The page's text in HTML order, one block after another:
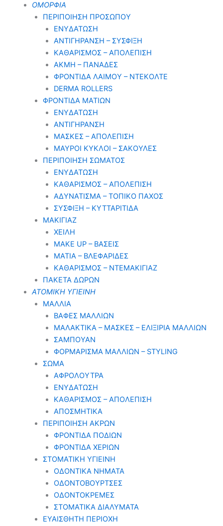
ΟΜΟΡΦΙΑ
ΠΕΡΙΠΟΙΗΣΗ ΠΡΟΣΩΠΟΥ
ΕΝΥΔΑΤΩΣΗ
ΑΝΤΙΓΗΡΑΝΣΗ – ΣΥΣΦΙΞΗ
ΚΑΘΑΡΙΣΜΟΣ – ΑΠΟΛΕΠΙΣΗ
ΑΚΜΗ – ΠΑΝΑΔΕΣ
ΦΡΟΝΤΙΔΑ ΛΑΙΜΟΥ – ΝΤΕΚΟΛΤΕ
DERMA ROLLERS
ΦΡΟΝΤΙΔΑ ΜΑΤΙΩΝ
ΕΝΥΔΑΤΩΣΗ
ΑΝΤΙΓΗΡΑΝΣΗ
ΜΑΣΚΕΣ – ΑΠΟΛΕΠΙΣΗ
ΜΑΥΡΟΙ ΚΥΚΛΟΙ – ΣΑΚΟΥΛΕΣ
ΠΕΡΙΠΟΙΗΣΗ ΣΩΜΑΤΟΣ
ΕΝΥΔΑΤΩΣΗ
ΚΑΘΑΡΙΣΜΟΣ – ΑΠΟΛΕΠΙΣΗ
ΑΔΥΝΑΤΙΣΜΑ – ΤΟΠΙΚΟ ΠΑΧΟΣ
ΣΥΣΦΙΞΗ – ΚΥΤΤΑΡΙΤΙΔΑ
ΜΑΚΙΓΙΑΖ
ΧΕΙΛΗ
MAKE UP – ΒΑΣΕΙΣ
ΜΑΤΙΑ – ΒΛΕΦΑΡΙΔΕΣ
ΚΑΘΑΡΙΣΜΟΣ – ΝΤΕΜΑΚΙΓΙΑΖ
ΠΑΚΕΤΑ ΔΩΡΩΝ
ΑΤΟΜΙΚΗ ΥΓΙΕΙΝΗ
ΜΑΛΛΙΑ
ΒΑΦΕΣ ΜΑΛΛΙΩΝ
ΜΑΛΑΚΤΙΚΑ – ΜΑΣΚΕΣ – ΕΛΙΞΙΡΙΑ ΜΑΛΛΙΩΝ
ΣΑΜΠΟΥΑΝ
ΦΟΡΜΑΡΙΣΜΑ ΜΑΛΛΙΩΝ – STYLING
ΣΩΜΑ
ΑΦΡΟΛΟΥΤΡΑ
ΕΝΥΔΑΤΩΣΗ
ΚΑΘΑΡΙΣΜΟΣ – ΑΠΟΛΕΠΙΣΗ
ΑΠΟΣΜΗΤΙΚΑ
ΠΕΡΙΠΟΙΗΣΗ ΑΚΡΩΝ
ΦΡΟΝΤΙΔΑ ΠΟΔΙΩΝ
ΦΡΟΝΤΙΔΑ ΧΕΡΙΩΝ
ΣΤΟΜΑΤΙΚΗ ΥΓΙΕΙΝΗ
ΟΔΟΝΤΙΚΑ ΝΗΜΑΤΑ
ΟΔΟΝΤΟΒΟΥΡΤΣΕΣ
ΟΔΟΝΤΟΚΡΕΜΕΣ
ΣΤΟΜΑΤΙΚΑ ΔΙΑΛΥΜΑΤΑ
ΕΥΑΙΣΘΗΤΗ ΠΕΡΙΟΧΗ